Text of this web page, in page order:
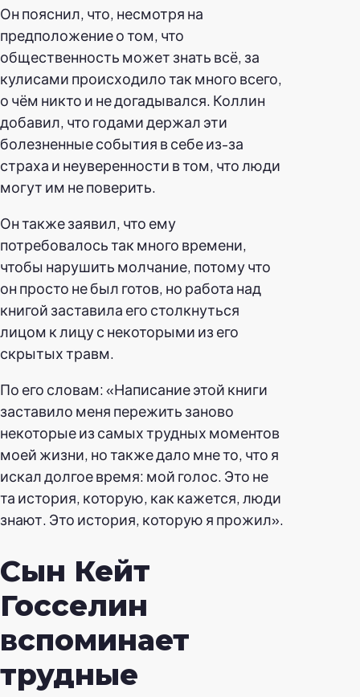
Он пояснил, что, несмотря на
предположение о том, что
общественность может знать всё, за
кулисами происходило так много всего,
о чём никто и не догадывался. Коллин
добавил, что годами держал эти
болезненные события в себе из-за
страха и неуверенности в том, что люди
могут им не поверить.
Он также заявил, что ему
потребовалось так много времени,
чтобы нарушить молчание, потому что
он просто не был готов, но работа над
книгой заставила его столкнуться
лицом к лицу с некоторыми из его
скрытых травм.
По его словам: «Написание этой книги
заставило меня пережить заново
некоторые из самых трудных моментов
моей жизни, но также дало мне то, что я
искал долгое время: мой голос. Это не
та история, которую, как кажется, люди
знают. Это история, которую я прожил».
Сын Кейт
Госселин
вспоминает
трудные